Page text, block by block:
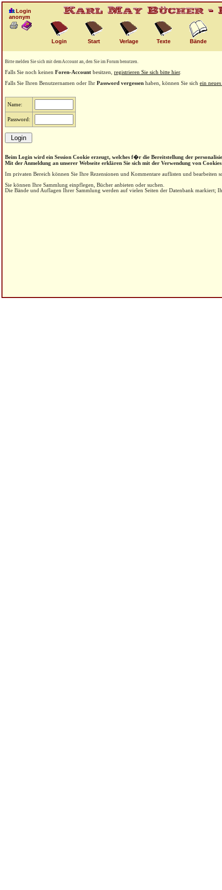
Login
anonym
Login Start Verlage Texte Bände
Bitte melden Sie sich mit dem Account an, den Sie im Forum benutzen.
Falls Sie noch keinen Foren-Account besitzen, registrieren Sie sich bitte hier.
Falls Sie Ihren Benutzernamen oder Ihr Password vergessen haben, können Sie sich ein
Name:
Password:
Beim Login wird ein Session Cookie erzeugt, welches f�r die Bereitstellung der
Mit der Anmeldung an unserer Webseite erklären Sie sich mit der Verwendung von
Im privaten Bereich können Sie Ihre Rezensionen und Kommentare auflisten und bearbeiten
Sie können Ihre Sammlung einpflegen, Bücher anbieten oder suchen.
Die Bände und Auflagen Ihrer Sammlung werden auf vielen Seiten der Datenbank markiert;